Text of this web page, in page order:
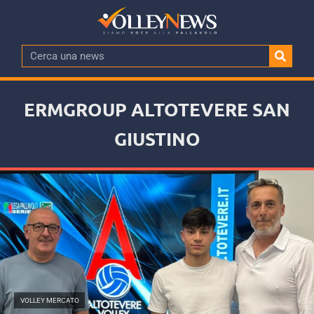
ERMGROUP ALTOTEVERE SAN
GIUSTINO
VOLLEY MERCATO